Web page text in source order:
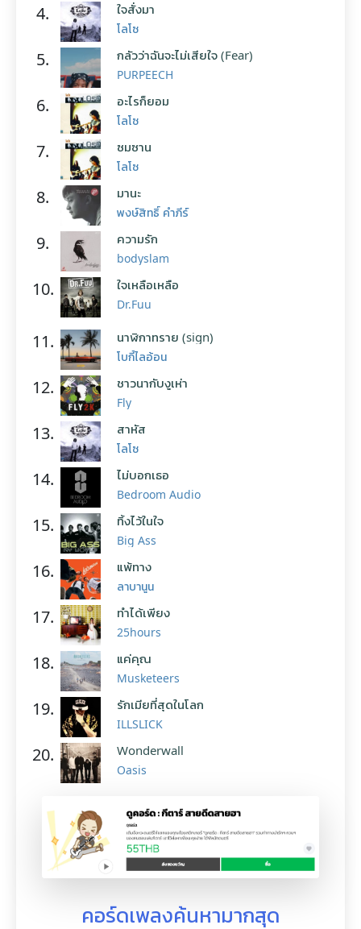
4. ใจสั่งมา
โลโซ
5. กลัวว่าฉันจะไม่เสียใจ (Fear)
PURPEECH
6. อะไรก็ยอม
โลโซ
7. ซมซาน
โลโซ
8. มานะ
พงษ์สิทธิ์ คำภีร์
9. ความรัก
bodyslam
10. ใจเหลือเหลือ
Dr.Fuu
11. นาฬิกาทราย (sign)
โบกี้ไลอ้อน
12. ชาวนากับงูเห่า
Fly
13. สาหัส
โลโซ
14. ไม่บอกเธอ
Bedroom Audio
15. ทิ้งไว้ในใจ
Big Ass
16. แพ้ทาง
ลาบานูน
17. ทำได้เพียง
25hours
18. แค่คุณ
Musketeers
19. รักเมียที่สุดในโลก
ILLSLICK
20. Wonderwall
Oasis
คอร์ดเพลงค้นหามากสุด